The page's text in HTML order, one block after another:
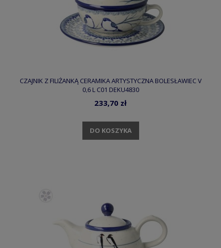
CZAJNIK Z FILIŻANKĄ CERAMIKA ARTYSTYCZNA BOLESŁAWIEC V
0,6 L C01 DEKU4830
233,70 zł
DO KOSZYKA